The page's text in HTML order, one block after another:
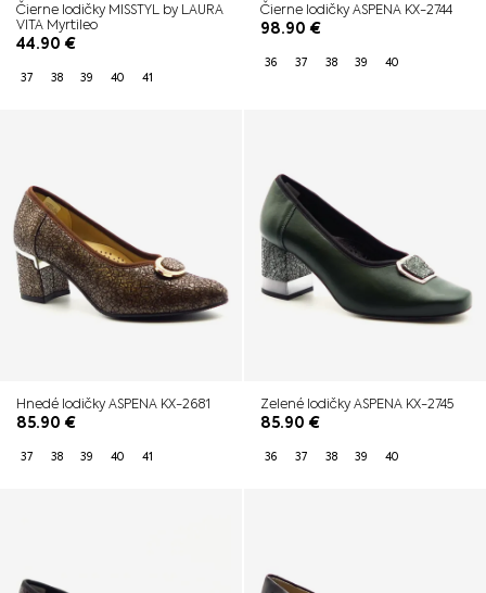
Čierne lodičky MISSTYL by LAURA
VITA Myrtileo
44.90 €
37 38 39 40 41
Čierne lodičky ASPENA KX-2744
98.90 €
36 37 38 39 40
Hnedé lodičky ASPENA KX-2681
85.90 €
37 38 39 40 41
Zelené lodičky ASPENA KX-2745
85.90 €
36 37 38 39 40